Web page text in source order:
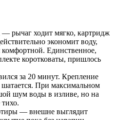
рычаг ходит мягко, картридж
экономит воду,
комфортной. Единственное,
коротковаты, пришлось
за 20 минут. Крепление
При максимальном
шум воды в изливе, но на
— внешне выглядит